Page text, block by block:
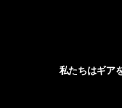
私たちはギア